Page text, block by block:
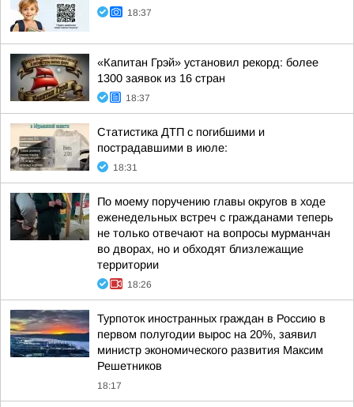
18:37
«Капитан Грэй» установил рекорд: более
1300 заявок из 16 стран
18:37
Статистика ДТП с погибшими и
пострадавшими в июле:
18:31
По моему поручению главы округов в ходе
еженедельных встреч с гражданами теперь
не только отвечают на вопросы мурманчан
во дворах, но и обходят близлежащие
территории
18:26
Турпоток иностранных граждан в Россию в
первом полугодии вырос на 20%, заявил
министр экономического развития Максим
Решетников
18:17